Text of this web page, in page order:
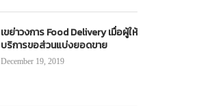
เขย่าวงการ Food Delivery เมื่อผู้ให้
บริการขอส่วนแบ่งยอดขาย
December 19, 2019